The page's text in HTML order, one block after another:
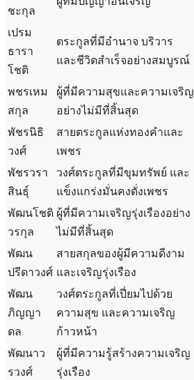
ชะกุล
เปรม
ธารา
โชติ
ตระกูลที่มีอำนาจ บริวาร
และชีวิตสำเร็จอย่างสมบูรณ์
พชรเหม
สกุล
ผู้ที่มีความสุขและความเจริญ
อย่างไม่มีที่สิ้นสุด
พัชรนิธิ
วงศ์
สายตระกูลแห่งทองคำและ
เพชร
พัชรวรา
สินธุ์
วงศ์ตระกูลที่มีขุมทรัพย์ และ
แข็งแกร่งมั่นคงดั่งเพชร
พัฒนโชติ
วรกุล
ผู้ที่มีความเจริญรุ่งเรืองอย่าง
ไม่มีที่สิ้นสุด
พัฒน
ปรีดาวงศ์
สายสกุลของผู้มีความดีงาม
และเจริญรุ่งเรือง
พัฒน
ภิญญา
ดล
วงศ์ตระกูลที่เปี่ยมไปด้วย
ความสุข และความเจริญ
ก้าวหน้า
พัฒนาว
รวงศ์
ผู้ที่มีความรู้สร้างความเจริญ
รุ่งเรือง